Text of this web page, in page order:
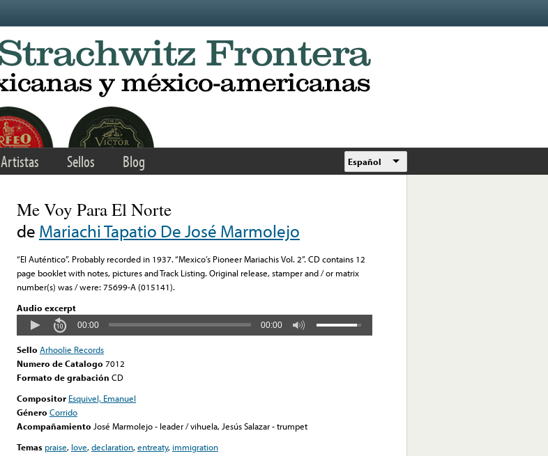
Artistas Sellos Blog Español
Me Voy Para El Norte
de Mariachi Tapatio De José Marmolejo
“El Auténtico”. Probably recorded in 1937. “Mexico’s Pioneer Mariachis Vol. 2”. CD contains 12
page booklet with notes, pictures and Track Listing. Original release, stamper and / or matrix
number(s) was / were: 75699-A (015141).
Audio excerpt
00:00 00:00
Sello Arhoolie Records
Numero de Catalogo 7012
Formato de grabación CD
Compositor Esquivel, Emanuel
Género Corrido
Acompañamiento José Marmolejo - leader / vihuela, Jesús Salazar - trumpet
Temas praise, love,declaration,entreaty, immigration